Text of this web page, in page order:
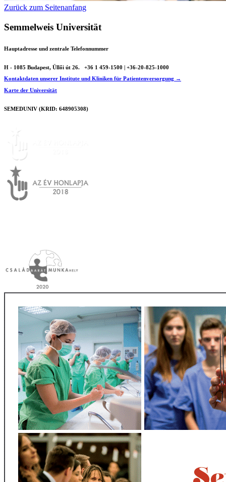
Zurück zum Seitenanfang
Semmelweis Universität
Hauptadresse und zentrale Telefonnummer
H - 1085 Budapest, Üllői út 26.
+36 1 459-1500 | +36-20-825-1000
Kontaktdaten unserer Institute und Kliniken für Patientenversorgung →
Karte der Universität
SEMEDUNIV (KRID: 648905308)